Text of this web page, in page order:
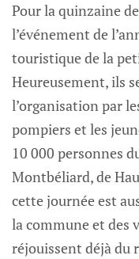
Pour la quinzaine
l’événement de
touristique de la
Heureusement, ils
l’organisation par
pompiers et les
10 000 personnes
Montbéliard, de
cette journée est
la commune et des
réjouissent déjà du